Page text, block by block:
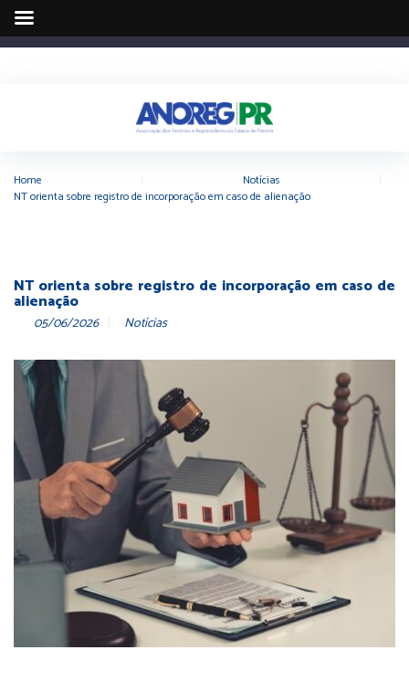
Home Notícias
NT orienta sobre registro de incorporação em caso de alienação
NT orienta sobre registro de incorporação em caso de
alienação
05/06/2026 Notícias